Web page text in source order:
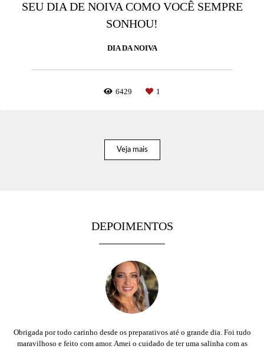
SEU DIA DE NOIVA COMO VOCÊ SEMPRE
SONHOU!
DIA DA NOIVA
6429 1
Veja mais
DEPOIMENTOS
Obrigada por todo carinho desde os preparativos até o grande dia. Foi tudo
maravilhoso e feito com amor. Amei o cuidado de ter uma salinha com as